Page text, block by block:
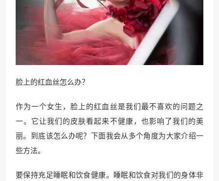
脸上的红血丝怎么办？
作为一个女生，脸上的红血丝是我们最不喜欢的问题之
一。它让我们的皮肤看起来不健康，也影响了我们的美
丽。到底该怎么办呢？下面我会从多个角度为大家介绍一
些方法。
要保持充足睡眠和饮食健康。睡眠和饮食对我们的身体非